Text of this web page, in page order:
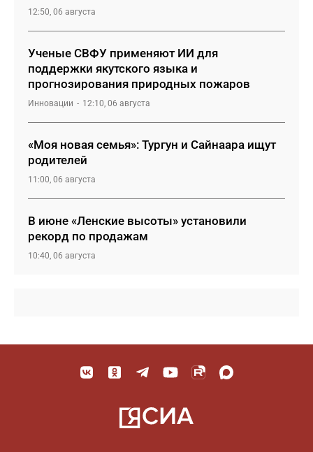
12:50, 06 августа
Ученые СВФУ применяют ИИ для
поддержки якутского языка и
прогнозирования природных пожаров
Инновации 12:10, 06 августа
«Моя новая семья»: Тургун и Сайнаара ищут
родителей
11:00, 06 августа
В июне «Ленские высоты» установили
рекорд по продажам
10:40, 06 августа